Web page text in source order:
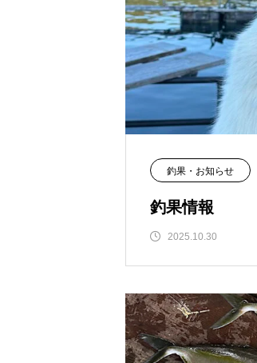
釣果・お知らせ
釣果情報
2025.10.30